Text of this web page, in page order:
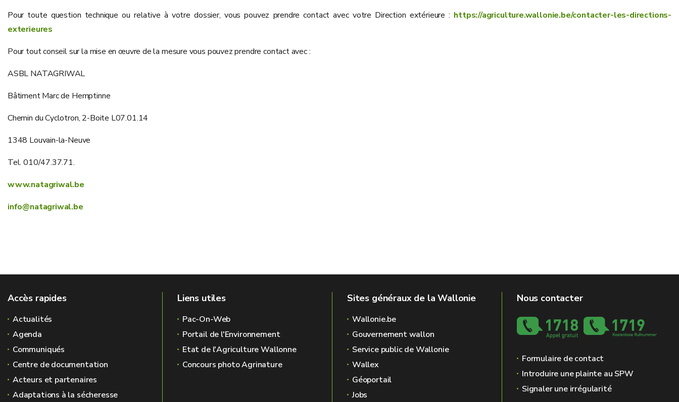
Pour toute question technique ou relative à votre dossier, vous pouvez prendre contact avec votre Direction extérieure : https://agriculture.wallonie.be/contacter-les-directions-
exterieures
Pour tout conseil sur la mise en œuvre de la mesure vous pouvez prendre contact avec :
ASBL NATAGRIWAL
Bâtiment Marc de Hemptinne
Chemin du Cyclotron, 2-Boite L07.01.14
1348 Louvain-la-Neuve
Tel. 010/47.37.71.
www.natagriwal.be
info@natagriwal.be
Accès rapides
Actualités
Agenda
Communiqués
Centre de documentation
Acteurs et partenaires
Adaptations à la sécheresse
Liens utiles
Pac-On-Web
Portail de l'Environnement
Etat de l'Agriculture Wallonne
Concours photo Agrinature
Sites généraux de la Wallonie
Wallonie.be
Gouvernement wallon
Service public de Wallonie
Wallex
Géoportail
Jobs
Nous contacter
Formulaire de contact
Introduire une plainte au SPW
Signaler une irrégularité